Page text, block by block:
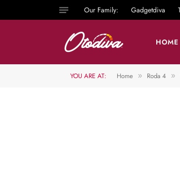
Our Family: Gadgetdiva
HOME
YOU ARE AT: Home » Roda 4 »